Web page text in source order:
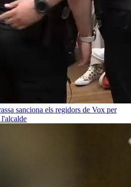
sanciona els regidors de Vox per
l'alcalde